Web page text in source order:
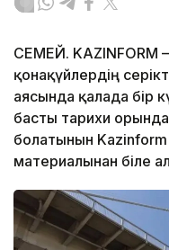
СЕМЕЙ. KAZINFORM
қонақүйлердің
аясында қалада бір
басты тарихи
болатынын Kazinform
материалынан біле